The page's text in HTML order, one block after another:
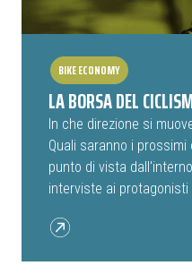
BIKE ECONOMY
LA BORSA DEL
In che direzione si
Quali saranno i
punto di vista
interviste ai protagonisti